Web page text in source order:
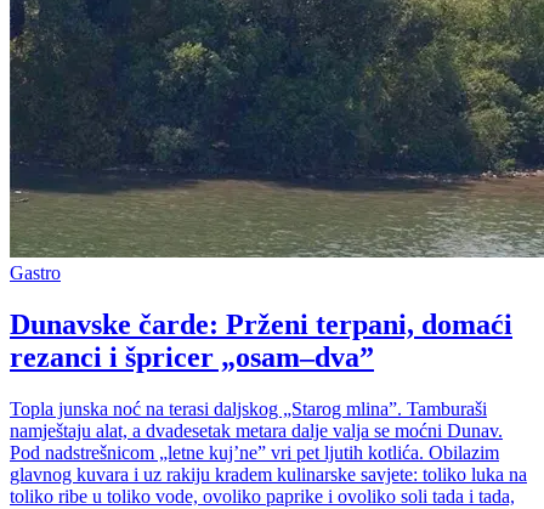
Gastro
Dunavske čarde: Prženi terpani, domaći
rezanci i špricer „osam–dva”
Topla junska noć na terasi daljskog „Starog mlina”. Tamburaši
namještaju alat, a dvadesetak metara dalje valja se moćni Dunav.
Pod nadstrešnicom „letne kujʼne” vri pet ljutih kotlića. Obilazim
glavnog kuvara i uz rakiju kradem kulinarske savjete: toliko luka na
toliko ribe u toliko vode, ovoliko paprike i ovoliko soli tada i tada,